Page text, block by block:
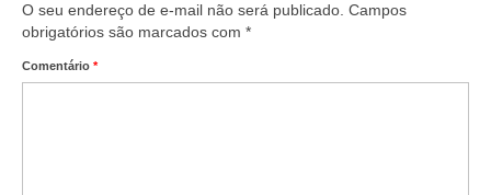
O seu endereço de e-mail não será publicado. Campos
obrigatórios são marcados com *
Comentário *